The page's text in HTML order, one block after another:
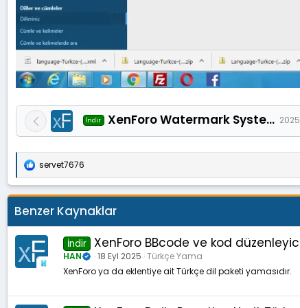
İndir XenForo Watermark System (STWM2) Türkçe dil paketi 1.0.0
T
e
i
l
e
:
servet7676
Benzer Kaynaklar
İndir XenForo BBcode ve kod
HAN 18 Eyl 2025 Türkçe Yama
XenForo ya da eklentiye ait Türkçe dil paketi yamasıdır.